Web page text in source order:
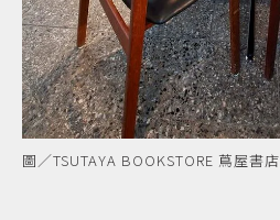
圖／TSUTAYA BOOKSTORE 蔦屋書店